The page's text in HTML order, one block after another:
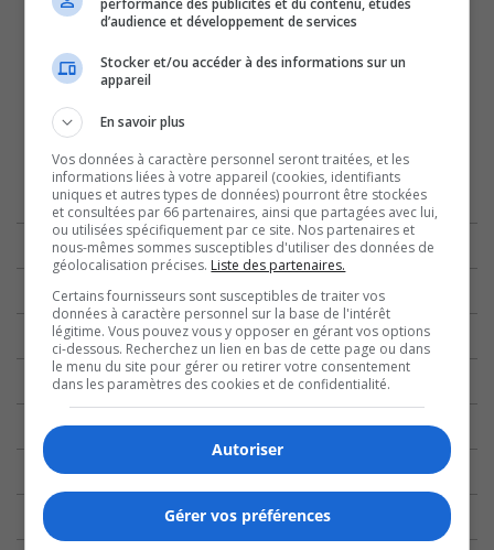
d’audience et développement de services
Stocker et/ou accéder à des informations sur un
appareil
En savoir plus
Vos données à caractère personnel seront traitées, et les
informations liées à votre appareil (cookies, identifiants
uniques et autres types de données) pourront être stockées
et consultées par 66 partenaires, ainsi que partagées avec lui,
ou utilisées spécifiquement par ce site. Nos partenaires et
nous-mêmes sommes susceptibles d'utiliser des données de
géolocalisation précises. Liste des partenaires.
Certains fournisseurs sont susceptibles de traiter vos
données à caractère personnel sur la base de l'intérêt
légitime. Vous pouvez vous y opposer en gérant vos options
ci-dessous. Recherchez un lien en bas de cette page ou dans
le menu du site pour gérer ou retirer votre consentement
dans les paramètres des cookies et de confidentialité.
Autoriser
Gérer vos préférences